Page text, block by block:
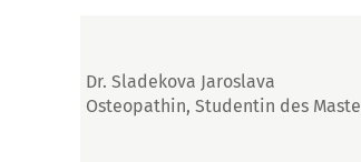
Dr. Sladekova Jaroslava
Osteopathin, Studentin des